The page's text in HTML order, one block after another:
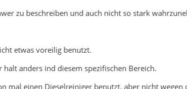
zu beschreiben und auch nicht so stark
etwas voreilig benutzt.
halt anders ind diesem spezifischen Bereich.
mal einen Dieselreiniger benutzt, aber nicht